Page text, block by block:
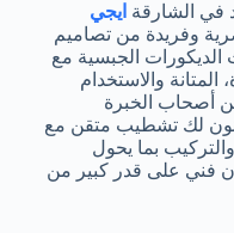
الشارقة ايجي
وفريدة من تصاميم
الجبسية مع
والاستخدام
أصحاب الخبرة
لك تشطيب متقن مع
بما يحول
فني على قدر كبير من